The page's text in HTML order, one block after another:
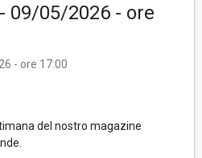
09/05/2026 - ore
- ore 17:00
del nostro magazine